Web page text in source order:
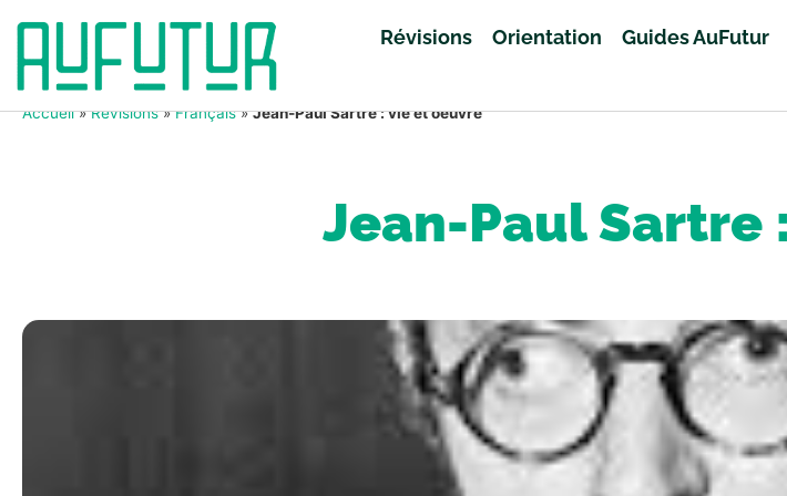
Révisions Orientation Guides AuFutur
Accueil»Révisions»Français»Jean-Paul Sartre : vie et oeuvre
Jean-Paul Sartre